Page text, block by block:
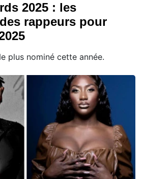
2025 : les
rappeurs pour
plus nominé cette année.